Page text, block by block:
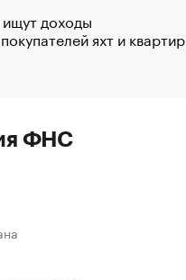
ищут доходы
яхт и квартир
ФНС